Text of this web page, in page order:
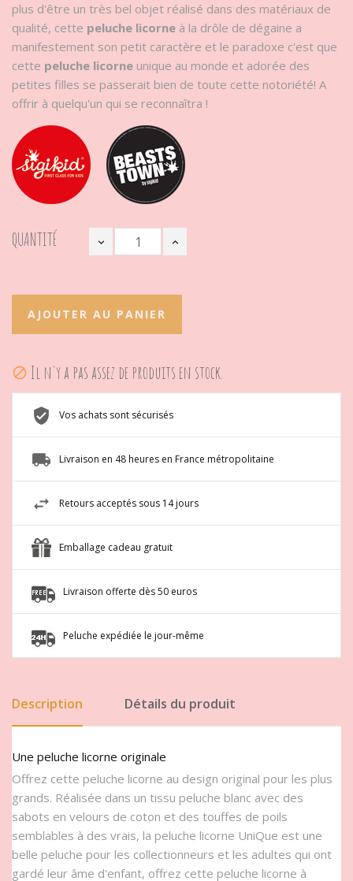
plus d'être un très bel objet réalisé dans des matériaux de
qualité, cette peluche licorne à la drôle de dégaine a
manifestement son petit caractère et le paradoxe c'est que
cette peluche licorne unique au monde et adorée des
petites filles se passerait bien de toute cette notoriété! A
offrir à quelqu'un qui se reconnaîtra !
QUANTITÉ
AJOUTER AU PANIER
 Il n'y a pas assez de produits en stock.
Vos achats sont sécurisés
Livraison en 48 heures en France métropolitaine
Retours acceptés sous 14 jours
Emballage cadeau gratuit
Livraison offerte dès 50 euros
Peluche expédiée le jour-même
Description Détails du produit
Une peluche licorne originale
Offrez cette peluche licorne au design original pour les plus
grands. Réalisée dans un tissu peluche blanc avec des
sabots en velours de coton et des touffes de poils
semblables à des vrais, la peluche licorne UniQue est une
belle peluche pour les collectionneurs et les adultes qui ont
gardé leur âme d'enfant, offrez cette peluche licorne à